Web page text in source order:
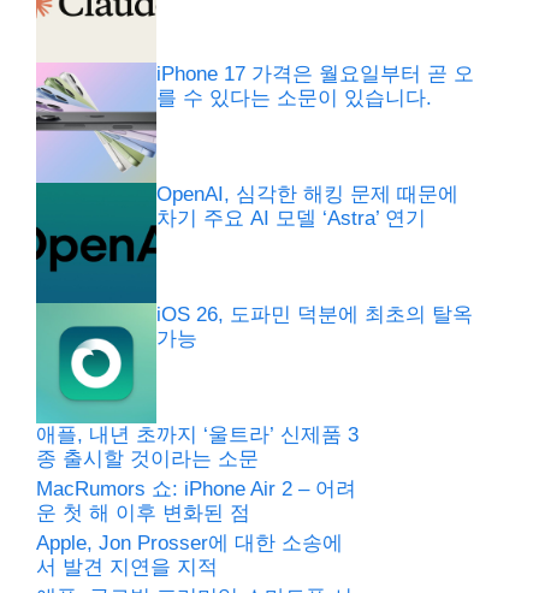
iPhone 17 가격은 월요일부터 곧 오
를 수 있다는 소문이 있습니다.
OpenAI, 심각한 해킹 문제 때문에
차기 주요 AI 모델 ‘Astra’ 연기
iOS 26, 도파민 덕분에 최초의 탈옥
가능
애플, 내년 초까지 ‘울트라’ 신제품 3
종 출시할 것이라는 소문
MacRumors 쇼: iPhone Air 2 – 어려
운 첫 해 이후 변화된 점
Apple, Jon Prosser에 대한 소송에
서 발견 지연을 지적